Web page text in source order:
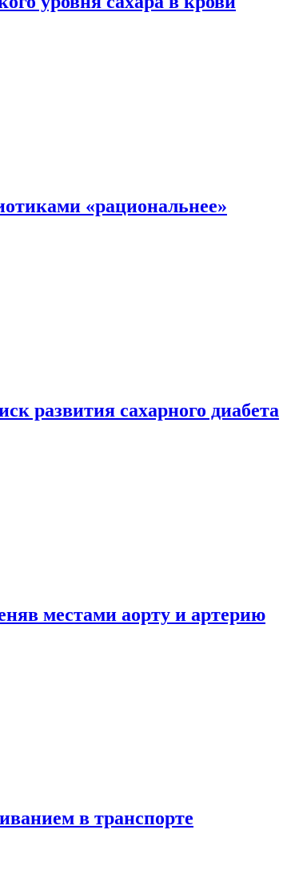
«рациональнее»
развития сахарного диабета
местами аорту и артерию
в транспорте